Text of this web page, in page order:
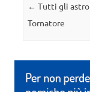
Navigazione
← Tutti gli
Tornatore